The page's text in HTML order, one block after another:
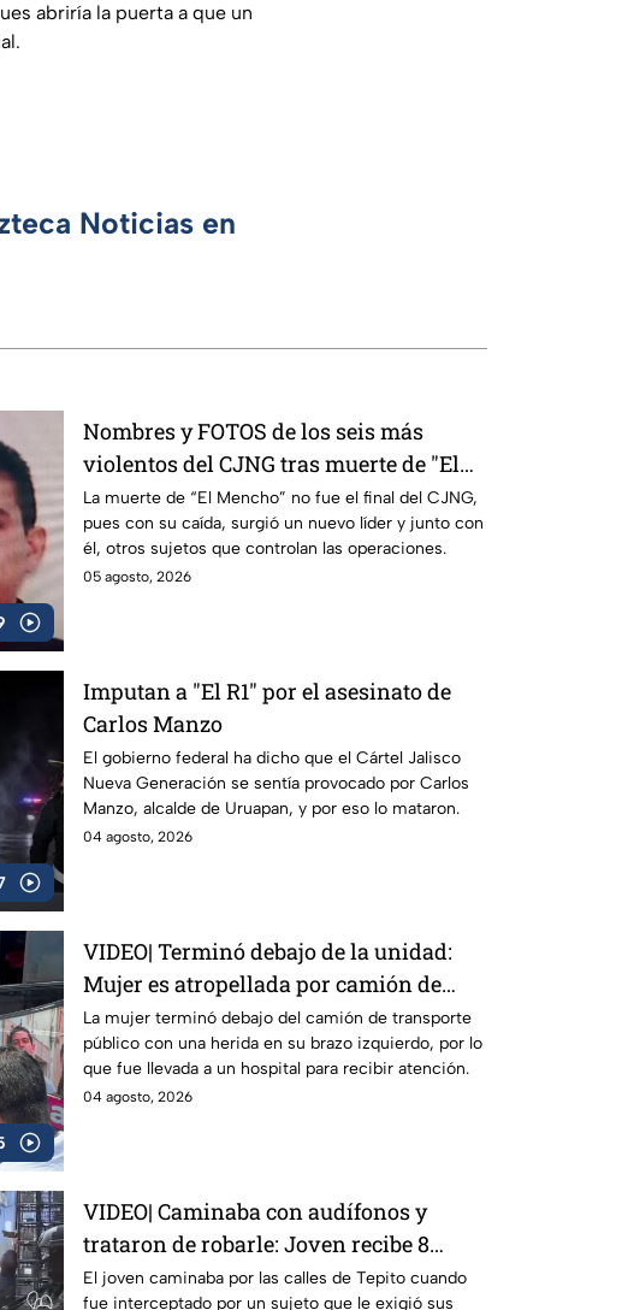
abriría la puerta a que un
Noticias en
Nombres y FOTOS de los seis más
violentos del CJNG tras muerte de "El
Mencho": ¿qué hace cada uno?
La muerte de “El Mencho” no fue el final del CJNG,
pues con su caída, surgió un nuevo líder y junto con
él, otros sujetos que controlan las operaciones.
05 agosto, 2026
Imputan a "El R1" por el asesinato de
Carlos Manzo
El gobierno federal ha dicho que el Cártel Jalisco
Nueva Generación se sentía provocado por Carlos
Manzo, alcalde de Uruapan, y por eso lo mataron.
04 agosto, 2026
VIDEO| Terminó debajo de la unidad:
Mujer es atropellada por camión de
transporte público en la México-
Tacuba; logra sobrevivir
La mujer terminó debajo del camión de transporte
público con una herida en su brazo izquierdo, por lo
que fue llevada a un hospital para recibir atención.
04 agosto, 2026
VIDEO| Caminaba con audífonos y
trataron de robarle: Joven recibe 8
puñaladas en Tepito tras resistirse a un
El joven caminaba por las calles de Tepito cuando
fue interceptado por un sujeto que le exigió sus